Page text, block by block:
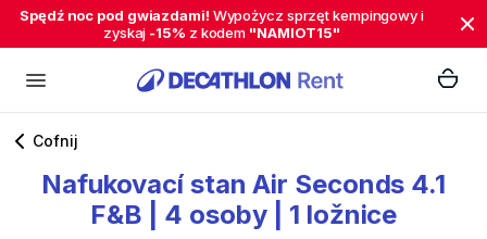
Spędź noc pod gwiazdami! Wypożycz sprzęt kempingowy i
zyskaj -15% z kodem "NAMIOT15"
Cofnij
Nafukovací stan Air Seconds 4.1
F&B
4 osoby 1 ložnice